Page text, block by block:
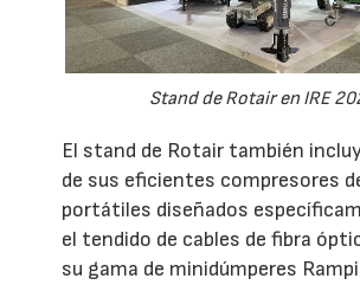
Stand de Rotair en IRE
El stand de Rotair también
de sus eficientes compresores
portátiles diseñados
el tendido de cables de fibra
su gama de minidúmperes